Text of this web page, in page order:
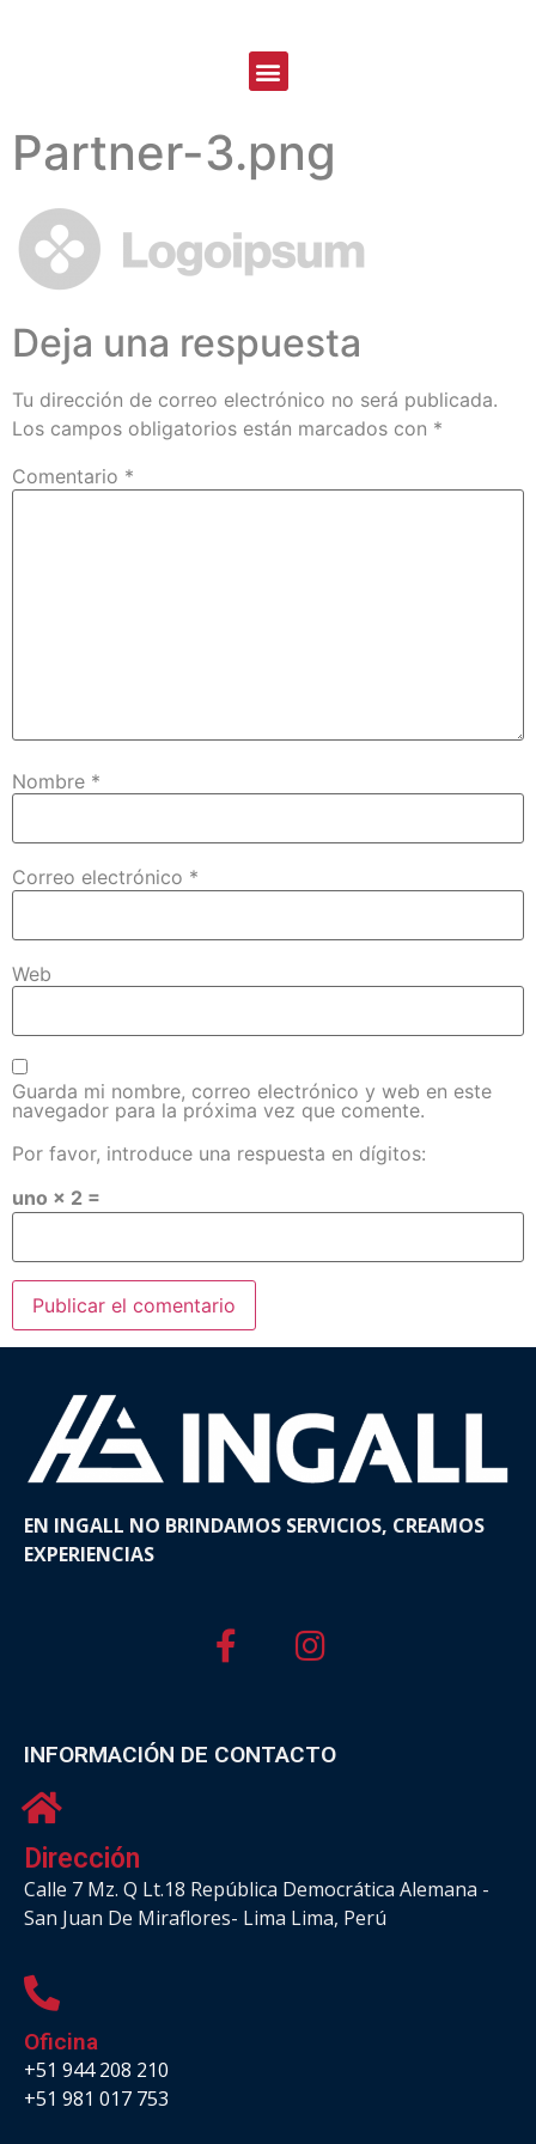
Partner-3.png
Deja una respuesta
Tu dirección de correo electrónico no será publicada.
Los campos obligatorios están marcados con *
Comentario *
Nombre *
Correo electrónico *
Web
Guarda mi nombre, correo electrónico y web en este
navegador para la próxima vez que comente.
Por favor, introduce una respuesta en dígitos:
uno × 2 =
EN INGALL NO BRINDAMOS SERVICIOS, CREAMOS
EXPERIENCIAS
INFORMACIÓN DE CONTACTO
Dirección
Calle 7 Mz. Q Lt.18 República Democrática Alemana -
San Juan De Miraflores- Lima Lima, Perú
Oficina
+51 944 208 210
+51 981 017 753